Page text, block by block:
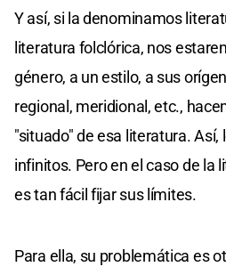
Y así, si la denominamos
literatura folclórica, nos
género, a un estilo, a sus
regional, meridional, etc.,
"situado" de esa literatura. Así,
infinitos. Pero en el caso de la
es tan fácil fijar sus límites.
Para ella, su problemática es